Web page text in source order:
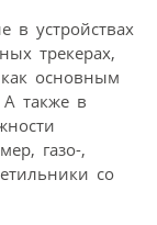
в устройствах
трекерах,
основным
также в
газо-,
со